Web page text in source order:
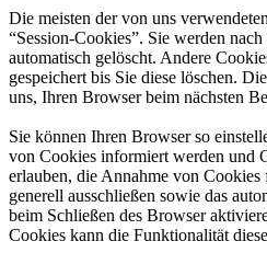
Die meisten der von uns
“Session-Cookies”. Sie werden
automatisch gelöscht. Andere
gespeichert bis Sie diese löschen.
uns, Ihren Browser beim nächsten
Sie können Ihren Browser so
von Cookies informiert werden und
erlauben, die Annahme von Cookies
generell ausschließen sowie das
beim Schließen des Browser
Cookies kann die Funktionalität